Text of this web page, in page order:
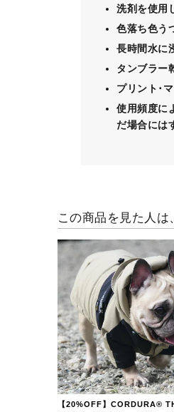
洗剤を使用
色落ち色う
長時間水に
タンブラー
プリント･
使用頻度に
だ場合には
この商品を見た人
【20%OFF】CORDURA®